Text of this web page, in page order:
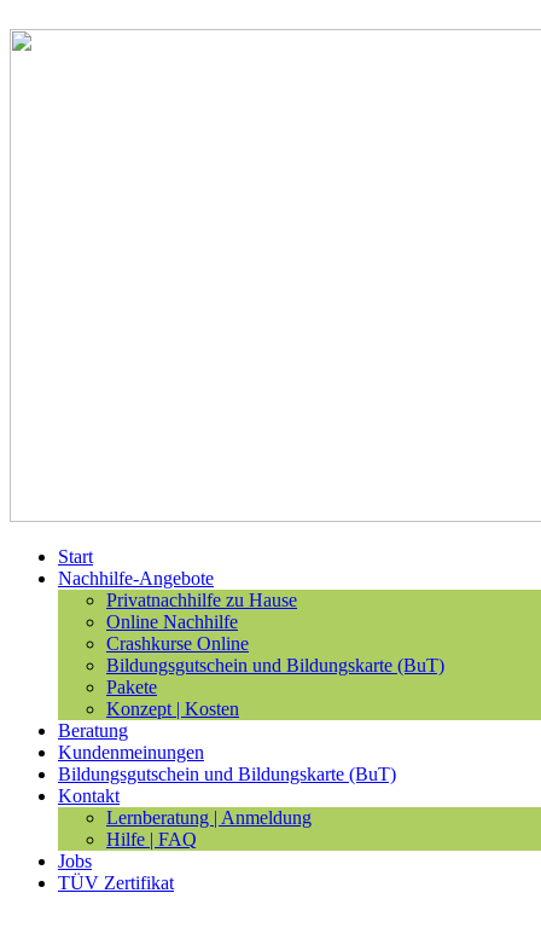
Start
Nachhilfe-Angebote
Privatnachhilfe zu Hause
Online Nachhilfe
Crashkurse Online
Bildungsgutschein und Bildungskarte (BuT)
Pakete
Konzept | Kosten
Beratung
Kundenmeinungen
Bildungsgutschein und Bildungskarte (BuT)
Kontakt
Lernberatung | Anmeldung
Hilfe | FAQ
Jobs
TÜV Zertifikat